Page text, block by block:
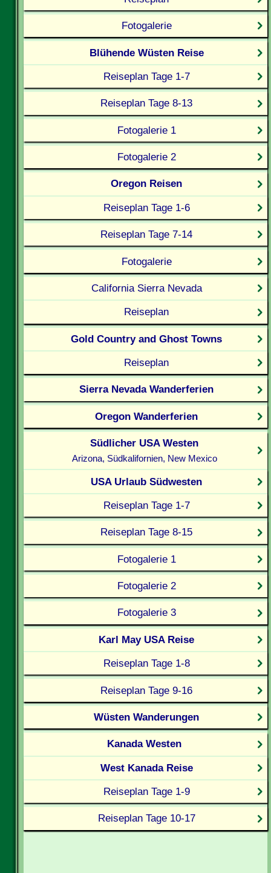
Fotogalerie
Blühende Wüsten Reise
Reiseplan Tage 1-7
Reiseplan Tage 8-13
Fotogalerie 1
Fotogalerie 2
Oregon Reisen
Reiseplan Tage 1-6
Reiseplan Tage 7-14
Fotogalerie
California Sierra Nevada
Reiseplan
Gold Country and Ghost Towns
Reiseplan
Sierra Nevada Wanderferien
Oregon Wanderferien
Südlicher USA Westen
Arizona, Südkalifornien, New Mexico
USA Urlaub Südwesten
Reiseplan Tage 1-7
Reiseplan Tage 8-15
Fotogalerie 1
Fotogalerie 2
Fotogalerie 3
Karl May USA Reise
Reiseplan Tage 1-8
Reiseplan Tage 9-16
Wüsten Wanderungen
Kanada Westen
West Kanada Reise
Reiseplan Tage 1-9
Reiseplan Tage 10-17